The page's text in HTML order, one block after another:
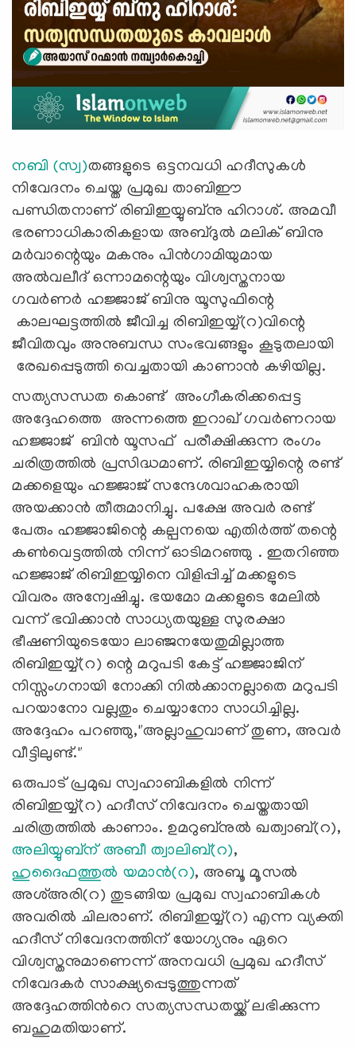
നബി (സ്വ)തങ്ങളുടെ ഒട്ടനവധി ഹദീസുകൾ
നിവേദനം ചെയ്ത പ്രമുഖ താബിഈ
പണ്ഡിതനാണ് രിബിഇയ്യുബ്നു ഹിറാശ്. അമവീ
ഭരണാധികാരികളായ അബ്ദുൽ മലിക് ബിനു
മർവാന്റെയും മകനും പിൻഗാമിയുമായ
അൽവലീദ് ഒന്നാമന്റെയും വിശ്വസ്തനായ
ഗവർണർ ഹജ്ജാജ് ബിനു യൂസുഫിന്റെ
കാലഘട്ടത്തിൽ ജീവിച്ച രിബിഇയ്യ്(റ)വിന്റെ
ജീവിതവും അനുബന്ധ സംഭവങ്ങളും കൂടുതലായി
രേഖപ്പെടുത്തി വെച്ചതായി കാണാൻ കഴിയില്ല.
സത്യസന്ധത കൊണ്ട് അംഗീകരിക്കപ്പെട്ട
അദ്ദേഹത്തെ അന്നത്തെ ഇറാഖ് ഗവർണറായ
ഹജ്ജാജ് ബിന്‍ യൂസഫ് പരീക്ഷിക്കുന്ന രംഗം
ചരിത്രത്തിൽ പ്രസിദ്ധമാണ്. രിബിഇയ്യിന്റെ രണ്ട്
മക്കളെയും ഹജ്ജാജ് സന്ദേശവാഹകരായി
അയക്കാൻ തീരുമാനിച്ചു. പക്ഷേ അവർ രണ്ട്
പേരും ഹജ്ജാജിന്റെ കല്പനയെ എതിർത്ത് തന്റെ
കൺവെട്ടത്തിൽ നിന്ന് ഓടിമറഞ്ഞു . ഇതറിഞ്ഞ
ഹജ്ജാജ് രിബിഇയ്യിനെ വിളിപ്പിച്ച് മക്കളുടെ
വിവരം അന്വേഷിച്ചു. ഭയമോ മക്കളുടെ മേലിൽ
വന്ന് ഭവിക്കാൻ സാധ്യതയുള്ള സുരക്ഷാ
ഭീഷണിയുടെയോ ലാഞ്ജനയേതുമില്ലാത്ത
രിബിഇയ്യ്(റ) ന്റെ മറുപടി കേട്ട് ഹജ്ജാജിന്
നിസ്സംഗനായി നോക്കി നിൽക്കാനല്ലാതെ മറുപടി
പറയാനോ വല്ലതും ചെയ്യാനോ സാധിച്ചില്ല.
അദ്ദേഹം പറഞ്ഞു,"അല്ലാഹുവാണ് തുണ, അവർ
വീട്ടിലുണ്ട്."
ഒരുപാട് പ്രമുഖ സ്വഹാബികളിൽ നിന്ന്
രിബിഇയ്യ്(റ) ഹദീസ് നിവേദനം ചെയ്തതായി
ചരിത്രത്തിൽ കാണാം. ഉമറുബ്നുൽ ഖത്വാബ്(റ),
അലിയ്യുബ്ന് അബീ ത്വാലിബ്(റ),
ഹുദൈഫത്തുൽ യമാൻ(റ), അബൂ മൂസൽ
അശ്അരി(റ) തുടങ്ങിയ പ്രമുഖ സ്വഹാബികൾ
അവരിൽ ചിലരാണ്. രിബിഇയ്യ്(റ) എന്ന വ്യക്തി
ഹദീസ് നിവേദനത്തിന് യോഗ്യനും ഏറെ
വിശ്വസ്തനുമാണെന്ന് അനവധി പ്രമുഖ ഹദീസ്
നിവേദകർ സാക്ഷ്യപ്പെടുത്തുന്നത്
അദ്ദേഹത്തിൻറെ സത്യസന്ധതയ്ക്ക് ലഭിക്കുന്ന
ബഹുമതിയാണ്.